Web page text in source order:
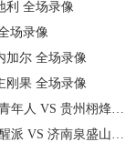
利 全场录像
场录像
加尔 全场录像
刚果 全场录像
贵州栩烽棠 全场录像
南泉盛山大 全场录像